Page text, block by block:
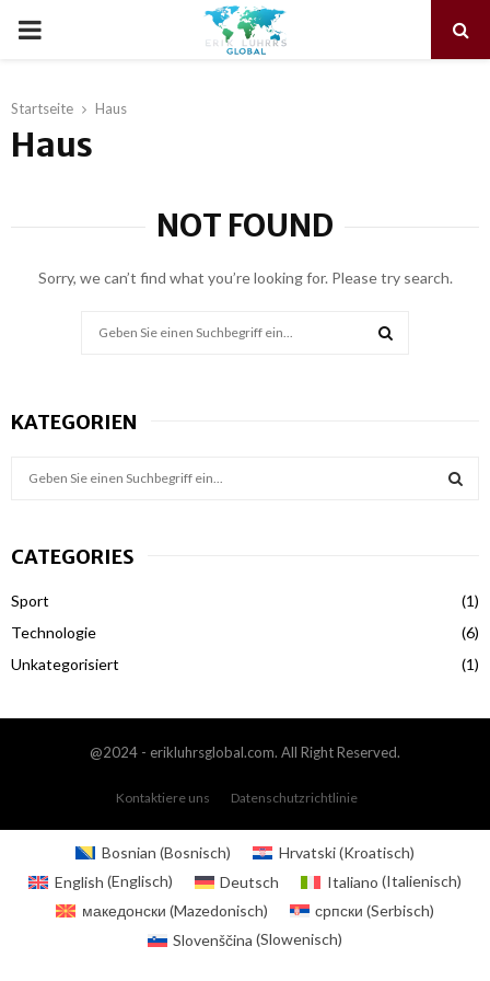
PRIMARY
Startseite Haus
Haus
NOT FOUND
Sorry, we can’t find what you’re looking for. Please try search.
KATEGORIEN
c
f
o
:
CATEGORIES
Sport
(1)
Technologie
(6)
Unkategorisiert
(1)
@2024 - erikluhrsglobal.com. All Right Reserved.
Kontaktiere uns Datenschutzrichtlinie
Bosnian (Bosnisch) Hrvatski(Kroatisch)
English (Englisch) Deutsch Italiano (Italienisch)
македонски (Mazedonisch) српски (Serbisch)
Slovenščina (Slowenisch)